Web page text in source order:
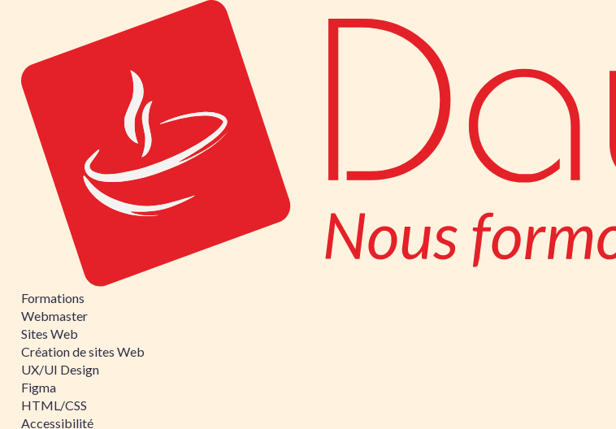
Formations
Webmaster
Sites Web
Création de sites Web
UX/UI Design
Figma
HTML/CSS
Accessibilité